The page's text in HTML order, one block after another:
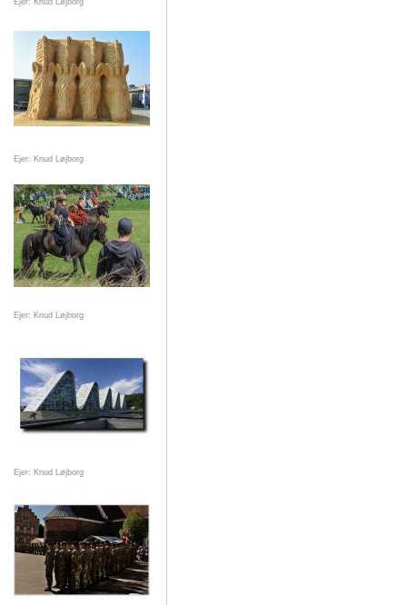
Ejer: Knud Løjborg
Ejer: Knud Løjborg
Ejer: Knud Løjborg